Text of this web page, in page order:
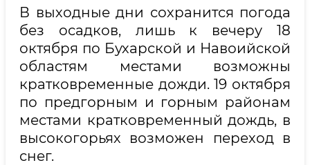
В выходные дни сохранится погода
без осадков, лишь к вечеру 18
октября по Бухарской и Навоийской
областям местами возможны
кратковременные дожди. 19 октября
по предгорным и горным районам
местами кратковременный дождь, в
высокогорьях возможен переход в
снег.